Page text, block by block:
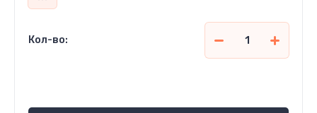
Кол-во: